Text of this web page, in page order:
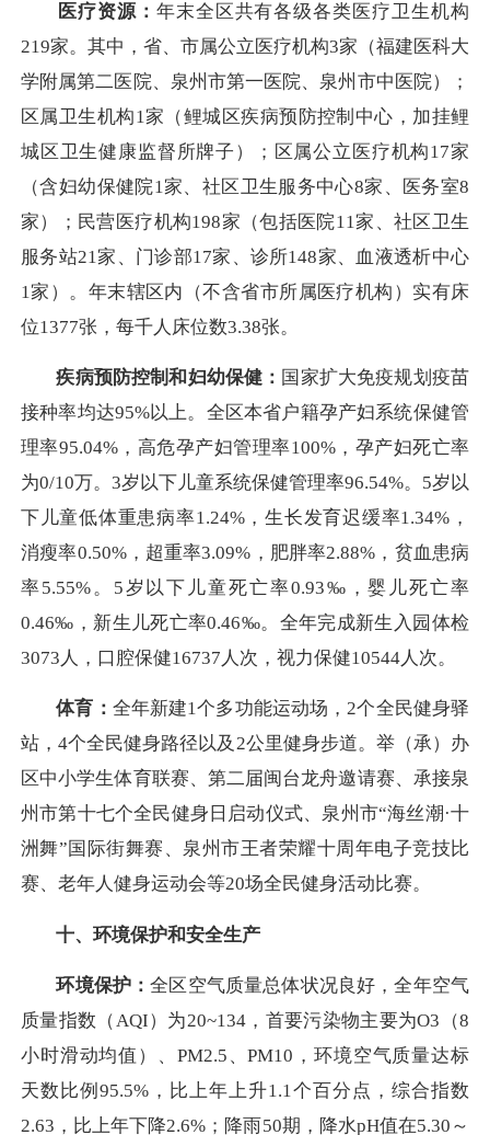
医疗资源： 年末全区共有各级各类医疗卫生机构
219家。其中，省、市属公立医疗机构3家（福建医科大
学附属第二医院、泉州市第一医院、泉州市中医院）；
区属卫生机构1家（鲤城区疾病预防控制中心，加挂鲤
城区卫生健康监督所牌子）；区属公立医疗机构17家
（含妇幼保健院1家、社区卫生服务中心8家、医务室8
家）；民营医疗机构198家（包括医院11家、社区卫生
服务站21家、门诊部17家、诊所148家、血液透析中心
1家）。年末辖区内（不含省市所属医疗机构）实有床
位1377张，每千人床位数3.38张。
疾病预防控制和妇幼保健： 国家扩大免疫规划疫苗
接种率均达95%以上。全区本省户籍孕产妇系统保健管
理率95.04%，高危孕产妇管理率100%，孕产妇死亡率
为0/10万。3岁以下儿童系统保健管理率96.54%。5岁以
下儿童低体重患病率1.24%，生长发育迟缓率1.34%，
消瘦率0.50%，超重率3.09%，肥胖率2.88%，贫血患病
率5.55%。5岁以下儿童死亡率0.93‰，婴儿死亡率
0.46‰，新生儿死亡率0.46‰。全年完成新生入园体检
3073人，口腔保健16737人次，视力保健10544人次。
体育： 全年新建1个多功能运动场，2个全民健身驿
站，4个全民健身路径以及2公里健身步道。举（承）办
区中小学生体育联赛、第二届闽台龙舟邀请赛、承接泉
州市第十七个全民健身日启动仪式、泉州市“海丝潮·十
洲舞”国际街舞赛、泉州市王者荣耀十周年电子竞技比
赛、老年人健身运动会等20场全民健身活动比赛。
十、环境保护和安全生产
环境保护：全区空气质量总体状况良好，全年空气
质量指数（AQI）为20~134，首要污染物主要为O3（8
小时滑动均值）、PM2.5、PM10，环境空气质量达标
天数比例95.5%，比上年上升1.1个百分点，综合指数
2.63，比上年下降2.6%；降雨50期，降水pH值在5.30～